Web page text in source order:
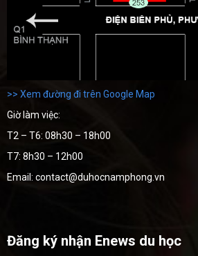
>> Xem đường đi trên Google Map
Giờ làm việc:
T2 – T6: 08h30 – 18h00
T7: 8h30 – 12h00
Email: contact@duhocnamphong.vn
Đăng ký nhận Enews du học